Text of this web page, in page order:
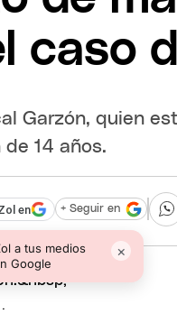
caso
Garzón, quien
14 años.
en
a tus medios
Google
×
+ Seguir en